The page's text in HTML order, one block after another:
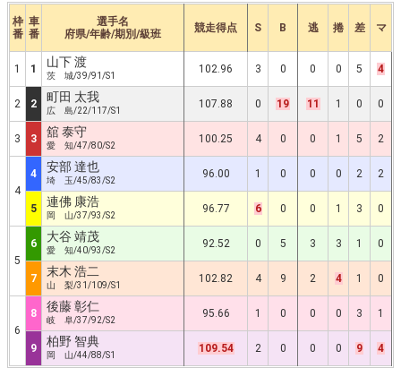
枠
番
車
番
選手名
府県/年齢/期別/級班
競走得点 S B 逃 捲 差 マ
1 1 山下 渡
茨 城/39/91/S1
102.96 3 0 0 0 5 4
2 2 町田 太我
広 島/22/117/S1
107.88 0 19 11 1 0 0
3 3 舘 泰守
愛 知/47/80/S2
100.25 4 0 0 1 5 2
4
4 安部 達也
埼 玉/45/83/S2
96.00 1 0 0 0 2 2
5 連佛 康浩
岡 山/37/93/S2
96.77 6 0 0 1 3 0
5
6 大谷 靖茂
愛 知/40/93/S2
92.52 0 5 3 3 1 0
7 末木 浩二
山 梨/31/109/S1
102.82 4 9 2 4 1 0
6
8 後藤 彰仁
岐 阜/37/92/S2
95.66 1 0 0 0 3 1
9 柏野 智典
岡 山/44/88/S1
109.54 2 0 0 0 9 4